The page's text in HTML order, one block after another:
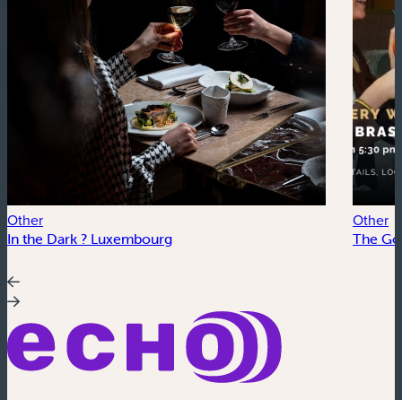
Other
In the Dark ? Luxembourg
Other
The